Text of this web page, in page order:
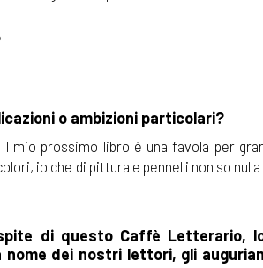
o ambizioni particolari?
. Il mio prossimo libro è una favola per
io che di pittura e pennelli non so
di questo Caffè Letterario,
dei nostri lettori, gli